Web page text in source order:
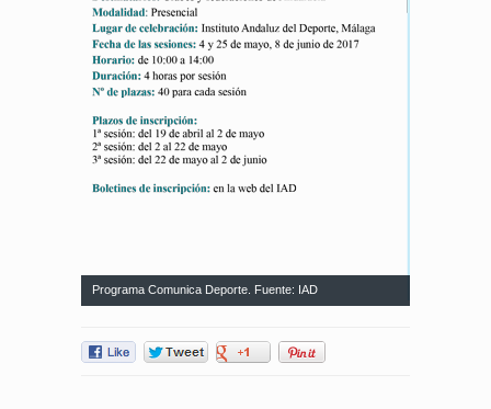
Programa Comunica Deporte. Fuente: IAD